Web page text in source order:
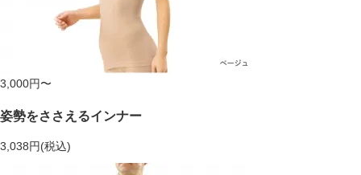
3,000円〜
姿勢をささえるインナー
3,038円(税込)